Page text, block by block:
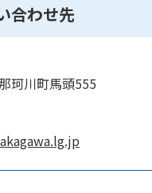
合わせ先
珂川町馬頭555